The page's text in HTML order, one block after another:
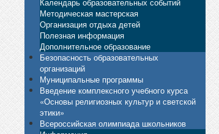
Методическая мастерская
Организация отдыха детей
Полезная информация
Дополнительное образование
Безопасность образовательных
организаций
Муниципальные программы
Введение комплексного учебного курса
«Основы религиозных культур и светской
этики»
Всероссийская олимпиада школьников